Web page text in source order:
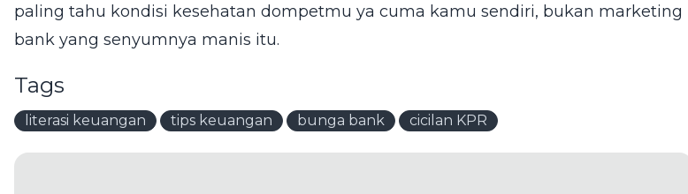
paling tahu kondisi kesehatan dompetmu ya cuma kamu sendiri, bukan marketing
bank yang senyumnya manis itu.
Tags
literasi keuangan tips keuangan bunga bank cicilan KPR